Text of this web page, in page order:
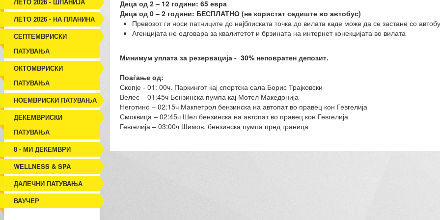
ЛЕТО 2026 - НА ПЛАНИНА
СЕПТЕМВРИСКИ
ПАТУВАЊА
ОКТОМВРИСКИ
ПАТУВАЊА
НОЕМВРИСКИ ПАТУВАЊА
ДЕКЕМВРИСКИ
ПАТУВАЊА
8 - МИ ДЕКЕМВРИ
WELLNESS & SPA
ДАЛЕЧНИ ПАТУВАЊА
ВАУЧЕР
Деца од 2 – 12 години: 65 евра
Деца од 0 – 2 години: БЕСПЛАТНО (не користат седиште во автобус)
Превозот ги носи патниците до најблиската точка до вилата каде може да се застане со
Агенцијата не одговара за квалитетот и брзината на интернет конекцијата во вилата
Минимум уплата за резервација - 30% неповратен депозит.
Поаѓање од:
Скопје - 01: 00ч. Паркингот кај спортска сала Борис Трајковски
Велес – 01:45ч Бензинска пумпа кај Мотел Македонија
Неготино – 02:15ч Макпетрол бензинска на автопат во правец кон Гевгелија
Смоквица – 02:45ч Шел бензинска на автопат во правец кон Гевгелија
Гевгелија – 03:00ч Шимов, бензинска пумпа пред граница